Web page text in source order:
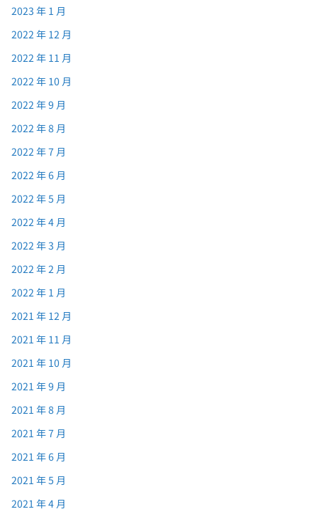
2023 年 1 月
2022 年 12 月
2022 年 11 月
2022 年 10 月
2022 年 9 月
2022 年 8 月
2022 年 7 月
2022 年 6 月
2022 年 5 月
2022 年 4 月
2022 年 3 月
2022 年 2 月
2022 年 1 月
2021 年 12 月
2021 年 11 月
2021 年 10 月
2021 年 9 月
2021 年 8 月
2021 年 7 月
2021 年 6 月
2021 年 5 月
2021 年 4 月